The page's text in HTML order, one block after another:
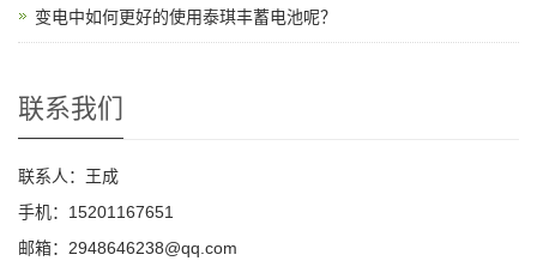
变电中如何更好的使用泰琪丰蓄电池呢？
联系我们
联系人：王成
手机：15201167651
邮箱：2948646238@qq.com